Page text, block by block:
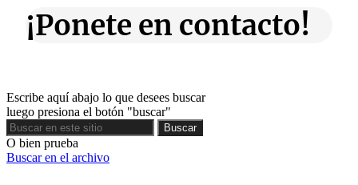
¡Ponete en contacto!
Escribe aquí abajo lo que desees buscar
luego presiona el botón "buscar"
Buscar
Buscar
O bien prueba
Buscar en el archivo